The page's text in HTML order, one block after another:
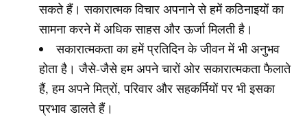
सकते हैं। सकारात्मक विचार अपनाने से हमें कठिनाइयों का
सामना करने में अधिक साहस और ऊर्जा मिलती है।
सकारात्मकता का हमें प्रतिदिन के जीवन में भी अनुभव
होता है। जैसे-जैसे हम अपने चारों ओर सकारात्मकता फैलाते
हैं, हम अपने मित्रों, परिवार और सहकर्मियों पर भी इसका
प्रभाव डालते हैं।